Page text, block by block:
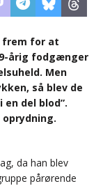
frem for at
årig fodgænger
Men
så blev de
del blod”.
da han blev
pårørende